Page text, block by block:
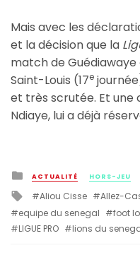
Mais avec les
et la décision que la
match de Guédiawaye
Saint-Louis (17e
et très scrutée. Et une
Ndiaye, lui a déjà
Posted
in
ACTUALITÉ HORS-JEU
Tagged
with
Aliou Cisse Allez-
equipe du senegal
foot
LIGUE PRO
lions du